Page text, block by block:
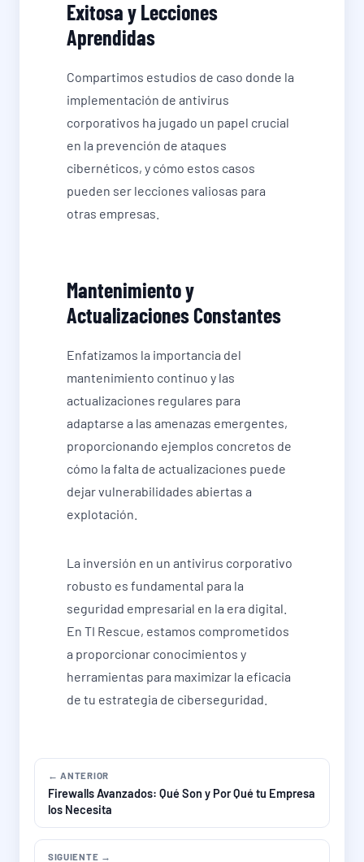
Exitosa y Lecciones
Aprendidas
Compartimos estudios de caso donde la
implementación de antivirus
corporativos ha jugado un papel crucial
en la prevención de ataques
cibernéticos, y cómo estos casos
pueden ser lecciones valiosas para
otras empresas.
Mantenimiento y
Actualizaciones Constantes
Enfatizamos la importancia del
mantenimiento continuo y las
actualizaciones regulares para
adaptarse a las amenazas emergentes,
proporcionando ejemplos concretos de
cómo la falta de actualizaciones puede
dejar vulnerabilidades abiertas a
explotación.
La inversión en un antivirus corporativo
robusto es fundamental para la
seguridad empresarial en la era digital.
En TI Rescue, estamos comprometidos
a proporcionar conocimientos y
herramientas para maximizar la eficacia
de tu estrategia de ciberseguridad.
← ANTERIOR
Firewalls Avanzados: Qué Son y Por Qué tu Empresa
los Necesita
SIGUIENTE →